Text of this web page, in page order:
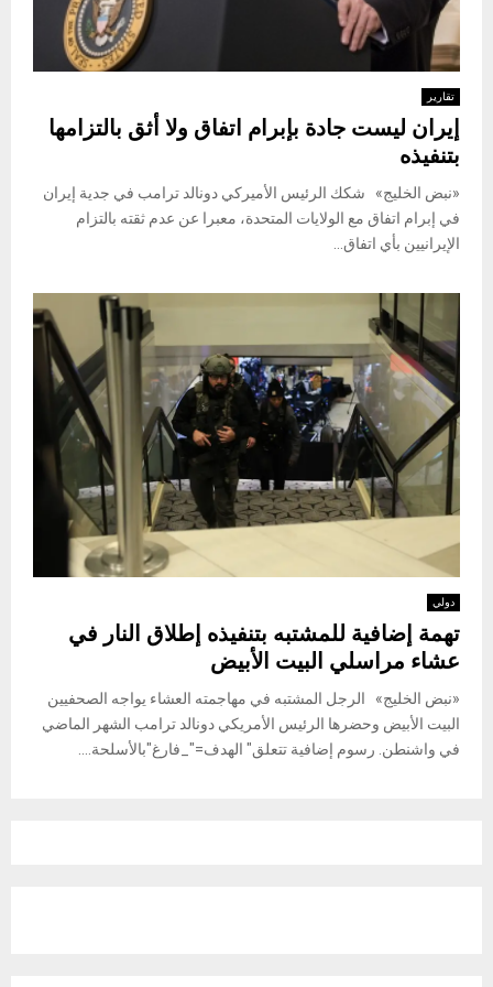
تقارير
إيران ليست جادة بإبرام اتفاق ولا أثق بالتزامها
بتنفيذه
«نبض الخليج» شكك الرئيس الأميركي دونالد ترامب في جدية إيران
في إبرام اتفاق مع الولايات المتحدة، معبرا عن عدم ثقته بالتزام
الإيرانيين بأي اتفاق...
دولي
تهمة إضافية للمشتبه بتنفيذه إطلاق النار في
عشاء مراسلي البيت الأبيض
«نبض الخليج» الرجل المشتبه في مهاجمته العشاء يواجه الصحفيين
البيت الأبيض وحضرها الرئيس الأمريكي دونالد ترامب الشهر الماضي
في واشنطن. رسوم إضافية تتعلق" الهدف="_فارغ"بالأسلحة....